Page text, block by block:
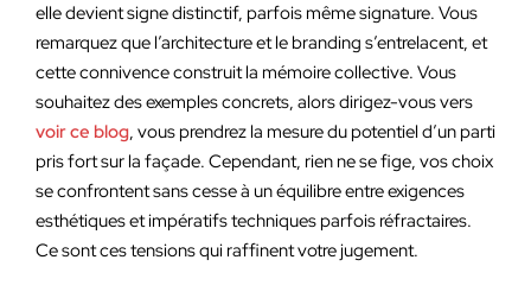
elle devient signe distinctif, parfois même signature. Vous
remarquez que l’architecture et le branding s’entrelacent, et
cette connivence construit la mémoire collective. Vous
souhaitez des exemples concrets, alors dirigez-vous vers
voir ce blog, vous prendrez la mesure du potentiel d’un parti
pris fort sur la façade. Cependant, rien ne se fige, vos choix
se confrontent sans cesse à un équilibre entre exigences
esthétiques et impératifs techniques parfois réfractaires.
Ce sont ces tensions qui raffinent votre jugement.